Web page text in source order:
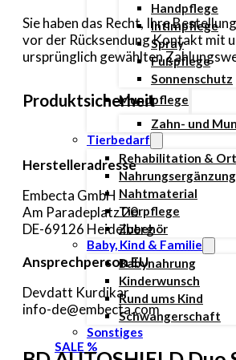
Handpflege
Intimpflege
Spray
Fußpflege
Sonnenschutz
Mundpflege
Zahn- und
Tierbedarf
Rehabilitation &
Nahtmaterial
Tierpflege
Zubehör
Baby, Kind & Familie
Babynahrung
Kinderwunsch
Rund ums Kind
Schwangerschaft
Sonstiges
SALE %
Sie haben das Recht, Ihre
vor der Rücksendung Kontakt mit
ursprünglich gewählten
Produktsicherheit
Herstelleradresse
Embecta GmbH
Am Paradeplatz 20
DE-69126 Heidelberg
Ansprechperson EU
Devdatt Kurdikar
info-de@embecta.com